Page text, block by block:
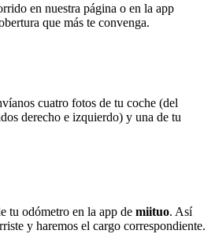
en nuestra página o en la app
que más te convenga.
cuatro fotos de tu coche (del
derecho e izquierdo) y una de tu
tu odómetro en la app de miituo. Así
y haremos el cargo correspondiente.